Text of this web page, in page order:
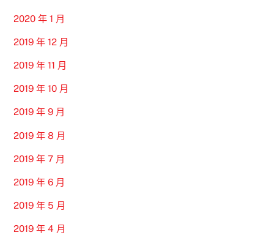
2020 年 1 月
2019 年 12 月
2019 年 11 月
2019 年 10 月
2019 年 9 月
2019 年 8 月
2019 年 7 月
2019 年 6 月
2019 年 5 月
2019 年 4 月